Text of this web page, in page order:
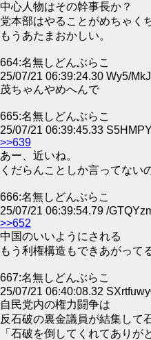
中心人物はその幹事長か？
党本部はやることがめちゃく
もうあたまおかしい。
664:名無しどんぶらこ
25/07/21 06:39:24.30 Wy5/
茂ちゃんやめへんで
665:名無しどんぶらこ
25/07/21 06:39:45.33
>>639
あー、近いね。
くだらんことしか言ってない
666:名無しどんぶらこ
25/07/21 06:39:54.79 /
>>652
中国のいいようにされる
もう利権構造もできあがって
667:名無しどんぶらこ
25/07/21 06:40:08.32
自民党内の権力闘争は
反石破の裏金議員が結集して
「石破を倒してくれてあり